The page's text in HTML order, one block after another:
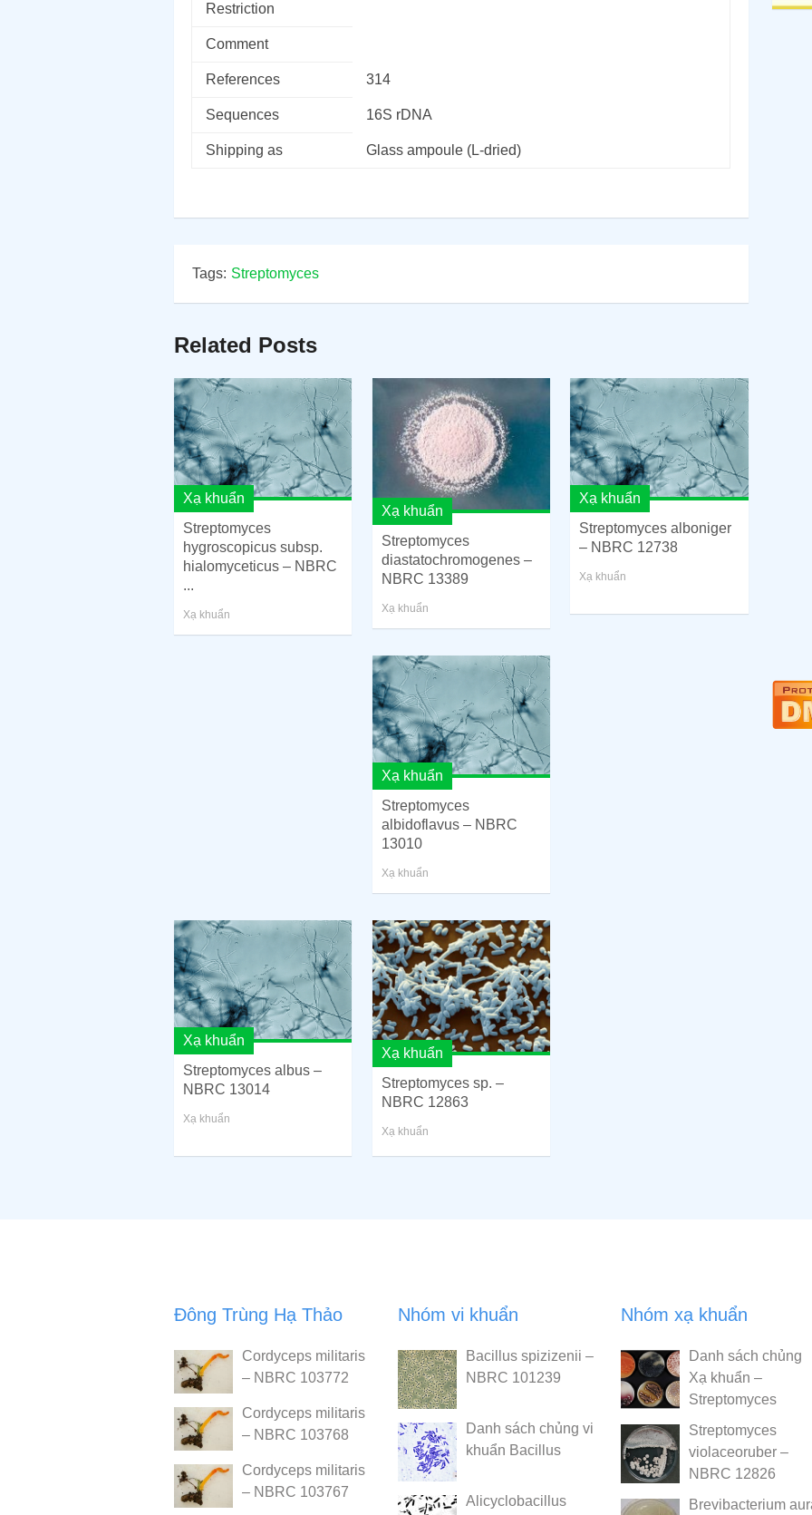
Restriction
Comment
References 314
Sequences 16S rDNA
Shipping as Glass ampoule (L-dried)
Tags: Streptomyces
Related Posts
Xạ khuẩn
Streptomyces
hygroscopicus subsp.
hialomyceticus – NBRC
...
Xạ khuẩn
Xạ khuẩn
Streptomyces
diastatochromogenes –
NBRC 13389
Xạ khuẩn
Xạ khuẩn
Streptomyces alboniger
– NBRC 12738
Xạ khuẩn
Xạ khuẩn
Streptomyces
albidoflavus – NBRC
13010
Xạ khuẩn
Xạ khuẩn
Streptomyces albus –
NBRC 13014
Xạ khuẩn
Xạ khuẩn
Streptomyces sp. –
NBRC 12863
Xạ khuẩn
Đông Trùng Hạ Thảo
Cordyceps militaris
– NBRC 103772
Cordyceps militaris
– NBRC 103768
Cordyceps militaris
– NBRC 103767
Nhóm vi khuẩn
Bacillus spizizenii –
NBRC 101239
Danh sách chủng vi
khuẩn Bacillus
Alicyclobacillus
Nhóm xạ khuẩn
Danh sách chủng
Xạ khuẩn –
Streptomyces
Streptomyces
violaceoruber –
NBRC 12826
Brevibacterium